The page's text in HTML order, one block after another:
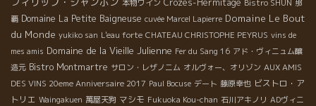
本物ワイン Bistro SHUN 那
覇 Domaine La Petite Baigneuse cuvée Marcel Lapierre Domaine Le Bout
du Monde yukiko san L'eau forte CHATEAU CHRISTOPHE PEYRUS vins de
mes amis Domaine de la Vieille Julienne Fer du Sang 16 アド・ヴィニュム醸
造元 Bistro Montmartre サロン・レザノニム オルヴォー、オリゾン AUX AMIS
DES VINS 20eme Anniversaire 2017 Paul Bocuse デート 藤原幸也 ビストロ・ア
トリエ Waingakuen 萬屋天狗 マシモ Fukuoka Kou-chan 石川アキノリ ADヴィニ